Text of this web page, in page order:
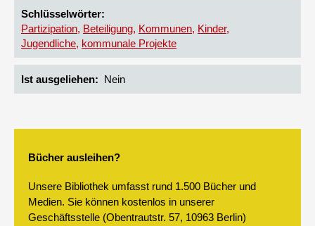
Schlüsselwörter
Partizipation Beteiligung Kommunen Kinder
Jugendliche kommunale Projekte
Ist ausgeliehen Nein
Bücher ausleihen?
Unsere Bibliothek umfasst rund 1.500 Bücher und
Medien. Sie können kostenlos in unserer
Geschäftsstelle (Obentrautstr. 57, 10963 Berlin)